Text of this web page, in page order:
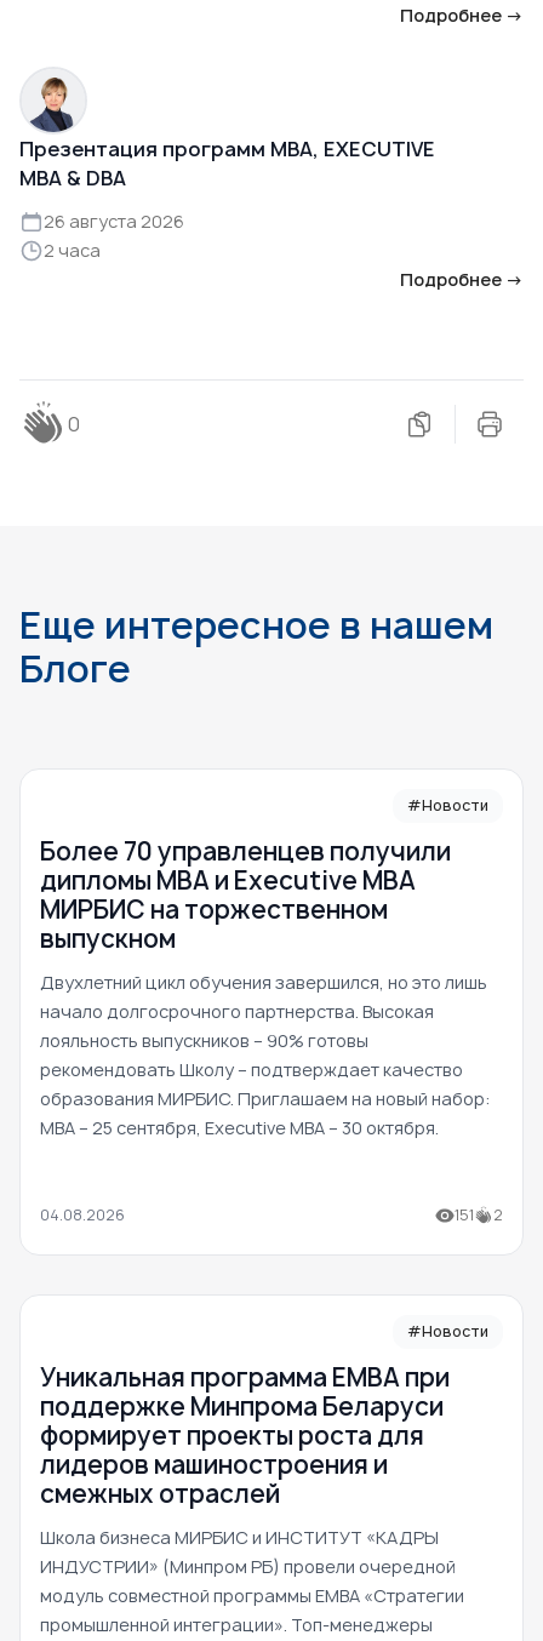
Подробнее →
Презентация программ MBA, EXECUTIVE
MBA & DBA
26 августа 2026
2 часа
Подробнее →
0
Еще интересное в нашем
Блоге
#Новости
Более 70 управленцев получили
дипломы MBA и Executive MBA
МИРБИС на торжественном
выпускном
Двухлетний цикл обучения завершился, но это лишь
начало долгосрочного партнерства. Высокая
лояльность выпускников – 90% готовы
рекомендовать Школу – подтверждает качество
образования МИРБИС. Приглашаем на новый набор:
MBA – 25 сентября, Executive MBA – 30 октября.
04.08.2026 151 2
#Новости
Уникальная программа ЕМВА при
поддержке Минпрома Беларуси
формирует проекты роста для
лидеров машиностроения и
смежных отраслей
Школа бизнеса МИРБИС и ИНСТИТУТ «КАДРЫ
ИНДУСТРИИ» (Минпром РБ) провели очередной
модуль совместной программы EMBA «Стратегии
промышленной интеграции». Топ-менеджеры